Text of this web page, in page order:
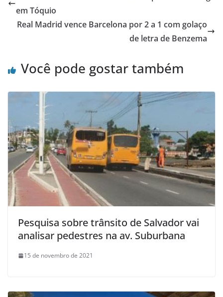
em Tóquio
Real Madrid vence Barcelona por 2 a 1 com golaço
de letra de Benzema
Você pode gostar também
Pesquisa sobre trânsito de Salvador vai
analisar pedestres na av. Suburbana
15 de novembro de 2021